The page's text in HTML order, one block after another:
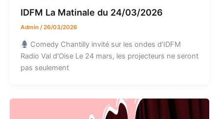
IDFM La Matinale du 24/03/2026
Admin /26/03/2026
Comedy Chantilly invité sur les ondes d’IDFM
Radio Val d’Oise Le 24 mars, les projecteurs ne seront
pas seulement